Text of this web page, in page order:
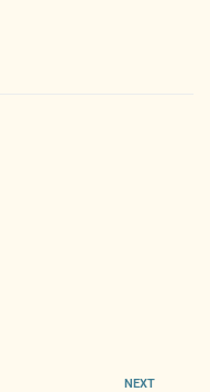
NEXT